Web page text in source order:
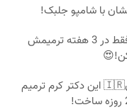
با شامپو جلبک!
جای بخیه داری؟؟ فقط در 3 هفته ترمیمش
برای اولین بار در ایران🇮🇷 این دکتر کرم ترمیم